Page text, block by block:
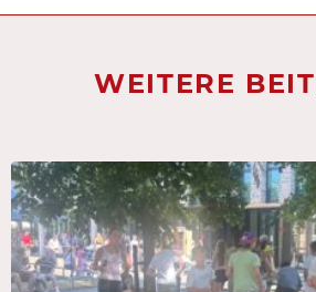
WEITERE